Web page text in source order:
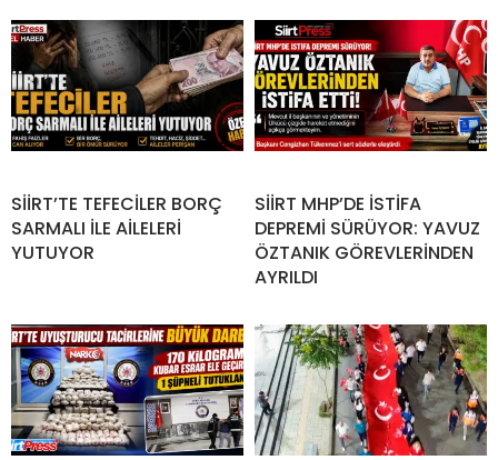
SİİRT’TE TEFECİLER BORÇ
SARMALI İLE AİLELERİ
YUTUYOR
SİİRT MHP’DE İSTİFA
DEPREMİ SÜRÜYOR: YAVUZ
ÖZTANIK GÖREVLERİNDEN
AYRILDI